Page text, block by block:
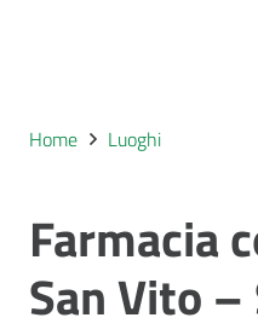
Home Luoghi
Farmacia
San Vito